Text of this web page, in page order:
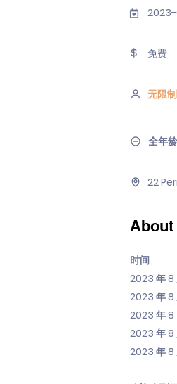
免费
无限制
全年
22
About
时间
2023 年 8
2023 年 8
2023 年 8
2023 年 8
2023 年 8